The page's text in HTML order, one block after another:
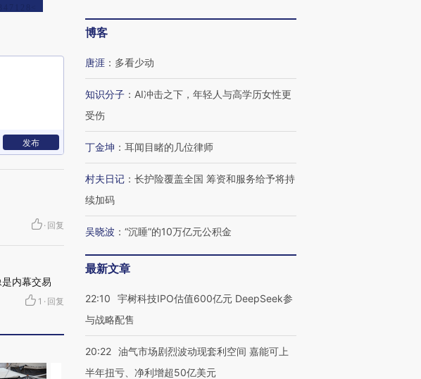
发布
· 回复
内幕交易
1 · 回复
博客
唐涯 ： 多看少动
知识分子 ： AI冲击之下，年轻人与高学历女性更
受伤
丁金坤 ： 耳闻目睹的几位律师
村夫日记 ： 长护险覆盖全国 筹资和服务给予将持
续加码
吴晓波 ： “沉睡”的10万亿元公积金
最新文章
22:10
宇树科技IPO估值600亿元 DeepSeek参
与战略配售
20:22 油气市场剧烈波动现套利空间 嘉能可上
半年扭亏、净利增超50亿美元